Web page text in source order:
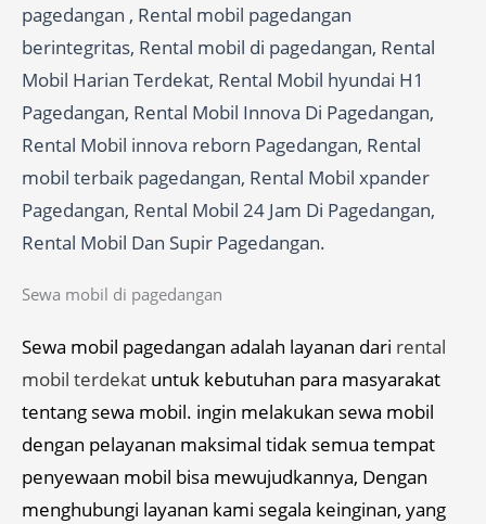
pagedangan , Rental mobil pagedangan
berintegritas, Rental mobil di pagedangan, Rental
Mobil Harian Terdekat, Rental Mobil hyundai H1
Pagedangan, Rental Mobil Innova Di Pagedangan,
Rental Mobil innova reborn Pagedangan, Rental
mobil terbaik pagedangan, Rental Mobil xpander
Pagedangan, Rental Mobil 24 Jam Di Pagedangan,
Rental Mobil Dan Supir Pagedangan.
Sewa mobil di pagedangan
Sewa mobil pagedangan adalah layanan dari rental
mobil terdekat untuk kebutuhan para masyarakat
tentang sewa mobil. ingin melakukan sewa mobil
dengan pelayanan maksimal tidak semua tempat
penyewaan mobil bisa mewujudkannya, Dengan
menghubungi layanan kami segala keinginan, yang